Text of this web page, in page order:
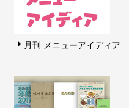
月刊 メニューアイディア